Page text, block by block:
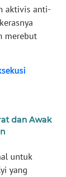
aktivis anti-
merebut
dan Awak
untuk
yang